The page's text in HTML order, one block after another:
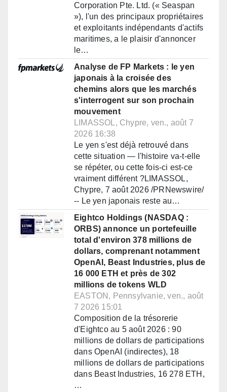
Corporation Pte. Ltd. (« Seaspan
»), l'un des principaux propriétaires
et exploitants indépendants d'actifs
maritimes, a le plaisir d'annoncer
le…
Analyse de FP Markets : le yen
japonais à la croisée des
chemins alors que les marchés
s'interrogent sur son prochain
mouvement
LIMASSOL, Chypre, ven., août 7
2026 16:38
Le yen s'est déjà retrouvé dans
cette situation — l'histoire va-t-elle
se répéter, ou cette fois-ci est-ce
vraiment différent ?LIMASSOL,
Chypre, 7 août 2026 /PRNewswire/
-- Le yen japonais reste au…
Eightco Holdings (NASDAQ :
ORBS) annonce un portefeuille
total d'environ 378 millions de
dollars, comprenant notamment
OpenAI, Beast Industries, plus de
16 000 ETH et près de 302
millions de tokens WLD
EASTON, Pennsylvanie, ven., août
7 2026 15:01
Composition de la trésorerie
d'Eightco au 5 août 2026 : 90
millions de dollars de participations
dans OpenAI (indirectes), 18
millions de dollars de participations
dans Beast Industries, 16 278 ETH,
…